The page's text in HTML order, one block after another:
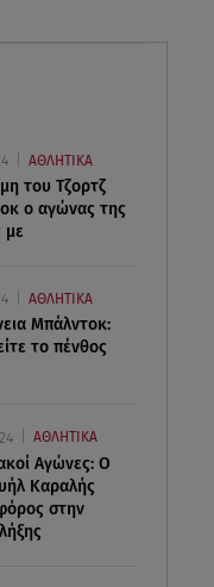
ΑΘΛΗΤΙΚΑ
του Τζορτζ
ο αγώνας της
με
ΑΘΛΗΤΙΚΑ
Μπάλντοκ:
το πένθος
ΑΘΛΗΤΙΚΑ
Αγώνες: Ο
Καραλής
στην